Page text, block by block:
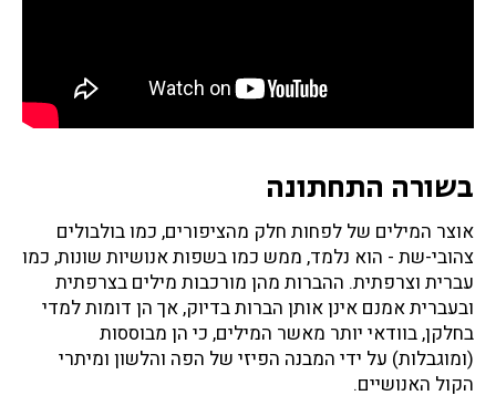
בשורה התחתונה
אוצר המילים של לפחות חלק מהציפורים, כמו בולבולים
צהובי-שת - הוא נלמד, ממש כמו בשפות אנושיות שונות, כמו
עברית וצרפתית. ההברות מהן מורכבות מילים בצרפתית
ובעברית אמנם אינן אותן הברות בדיוק, אך הן דומות למדי
בחלקן, בוודאי יותר מאשר המילים, כי הן מבוססות
(ומוגבלות) על ידי המבנה הפיזי של הפה והלשון ומיתרי
הקול האנושיים.